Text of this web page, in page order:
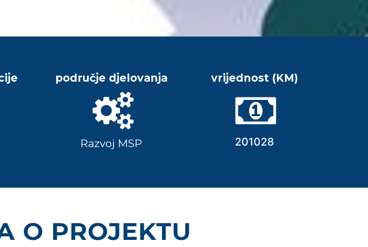
područje djelovanja
Razvoj MSP
vrijednost (KM)
201028
O PROJEKTU